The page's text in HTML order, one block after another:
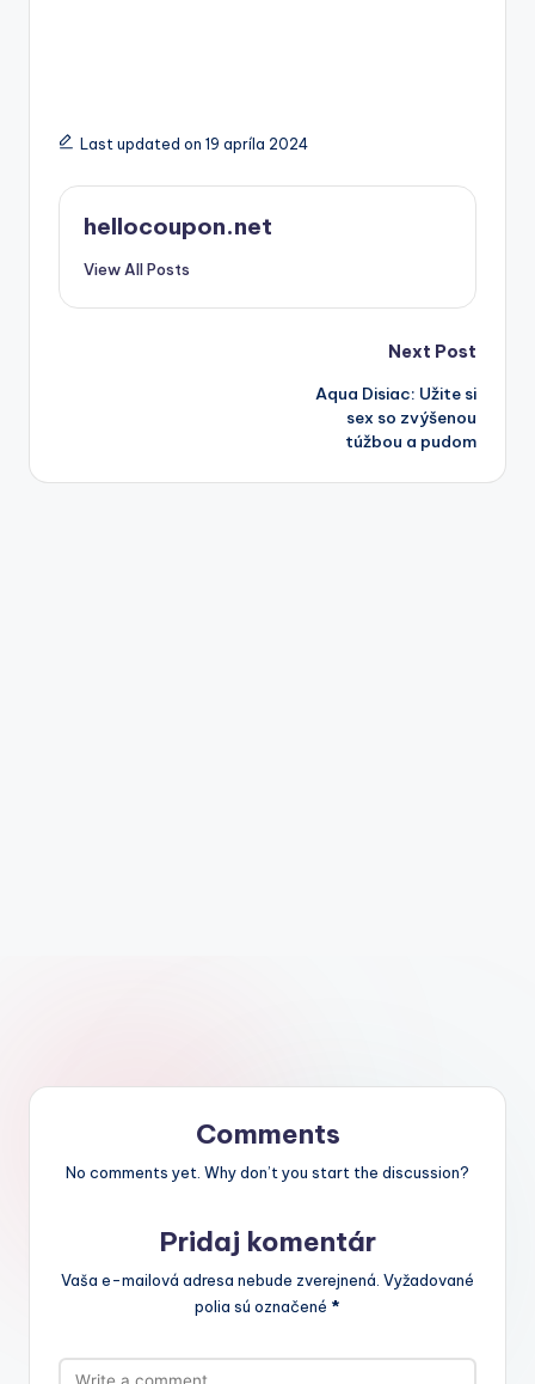
Last updated on 19 apríla 2024
hellocoupon.net
View All Posts
Next Post
Aqua Disiac: Užite si
sex so zvýšenou
túžbou a pudom
Comments
No comments yet. Why don’t you start the discussion?
Pridaj komentár
Vaša e-mailová adresa nebude zverejnená. Vyžadované
polia sú označené *